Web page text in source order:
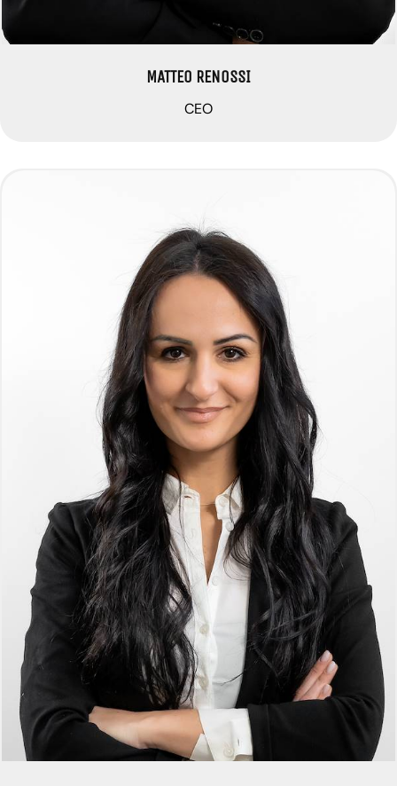
MATTEO RENOSSI
CEO